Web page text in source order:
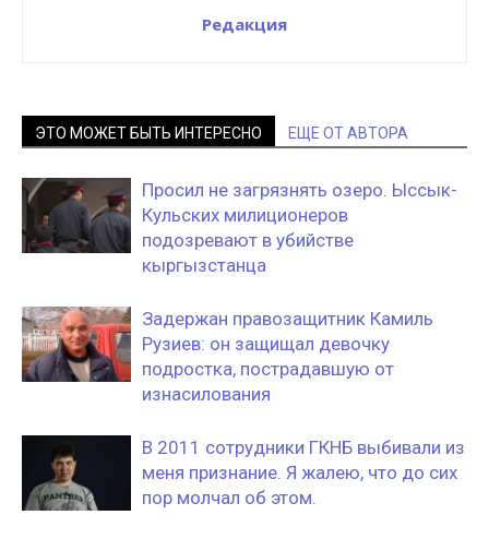
Редакция
ЭТО МОЖЕТ БЫТЬ ИНТЕРЕСНО ЕЩЕ ОТ АВТОРА
Просил не загрязнять озеро. Ыссык-
Кульских милиционеров
подозревают в убийстве
кыргызстанца
Задержан правозащитник Камиль
Рузиев: он защищал девочку
подростка, пострадавшую от
изнасилования
В 2011 сотрудники ГКНБ выбивали из
меня признание. Я жалею, что до сих
пор молчал об этом.